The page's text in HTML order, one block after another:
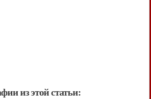
из этой статьи: